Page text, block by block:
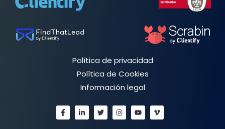
Política de privacidad
Política de Cookies
Información legal